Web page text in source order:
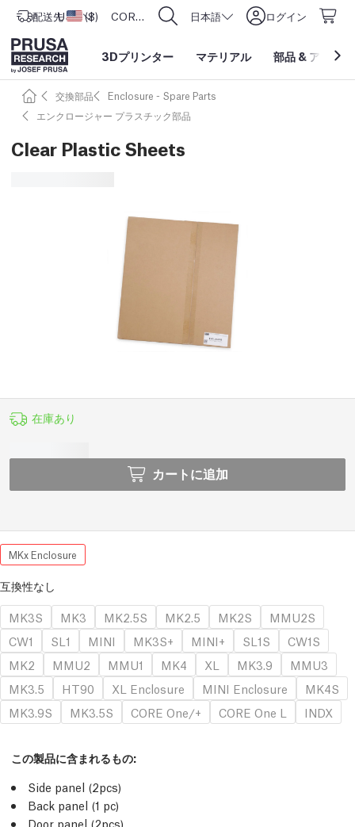
配送先 アメリカ合衆国
USD ($) CORE One L: Now In Stock! 日本語 ログイン
3Dプリンター マテリアル 部品 & アクセ
交換部品
Enclosure - Spare Parts
エンクロージャー プラスチック部品
Clear Plastic Sheets
在庫あり
カートに追加
MKx Enclosure
互換性なし
MK3S
MK3 MK2.5S MK2.5 MK2S
MMU2S
CW1
SL1 MINI MK3S+ MINI+ SL1S
CW1S
MK2
MMU2 MMU1 MK4 XL MK3.9
MMU3
MK3.5
HT90 XL Enclosure MINI Enclosure
MK4S
MK3.9S
MK3.5S CORE One/+ CORE One L INDX
この製品に含まれるもの:
Side panel (2pcs)
Back panel (1 pc)
Door panel (2pcs)